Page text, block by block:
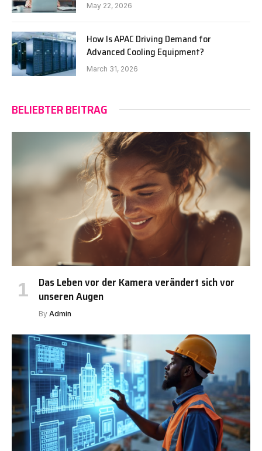
May 22, 2026
How Is APAC Driving Demand for
Advanced Cooling Equipment?
March 31, 2026
BELIEBTER BEITRAG
Das Leben vor der Kamera verändert sich vor
unseren Augen
By Admin